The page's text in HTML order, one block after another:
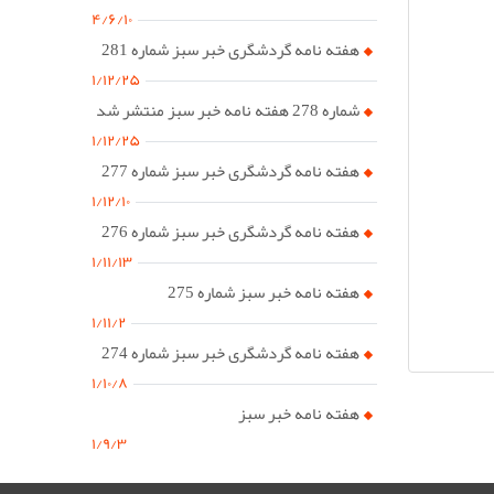
۴/۶/۱۰
هفته نامه گردشگری خبر سبز شماره 281
۱/۱۲/۲۵
شماره 278 هفته نامه خبر سبز منتشر شد
۱/۱۲/۲۵
هفته نامه گردشگری خبر سبز شماره 277
۱/۱۲/۱۰
هفته نامه گردشگری خبر سبز شماره 276
۱/۱۱/۱۳
هفته نامه خبر سبز شماره 275
۱/۱۱/۲
هفته نامه گردشگری خبر سبز شماره 274
۱/۱۰/۸
هفته نامه خبر سبز
۱/۹/۳